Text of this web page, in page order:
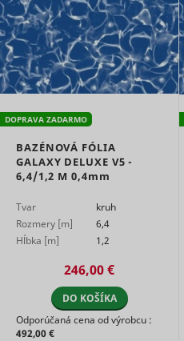
DOPRAVA ZADARMO
BAZÉNOVÁ FÓLIA
GALAXY DELUXE V5 -
6,4/1,2 M0,4mm
Tvar
kruh
Rozmery [m]
6,4
Hĺbka [m]
1,2
246,00 €
DO KOŠÍKA
Odporúčaná cena od výrobcu :
492,00 €